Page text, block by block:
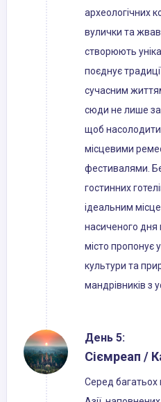
археологічних
вулички та
створюють
поєднує
сучасним
сюди не лише
щоб
місцевими
фестивалями.
гостинних
ідеальним
насиченого дня
місто пропонує
культури та
мандрівників з
День 5:
Сіємреап /
Серед багатьох